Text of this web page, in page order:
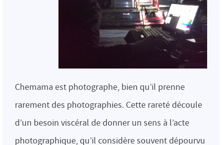
Chemama est photographe, bien qu’il prenne
rarement des photographies. Cette rareté découle
d’un besoin viscéral de donner un sens à l’acte
photographique, qu’il considère souvent dépourvu